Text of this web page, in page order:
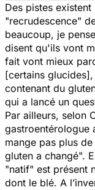
Des pistes
"recrudescence"
beaucoup, je
disent qu'ils vont
fait vont mieux
[certains
contenant du
qui a lancé un
Par ailleurs, selon
gastroentérologue
mange pas plus
gluten a changé".
"natif" est présent
dont le blé. A